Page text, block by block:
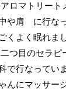
ロマトリート
や肩 に行なっ
くよく眠れま
つ目のセラピ
で行なってい
んにマッサー